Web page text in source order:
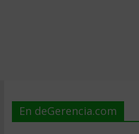
En deGerencia.com